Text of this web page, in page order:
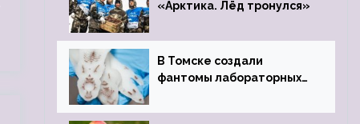
«Арктика. Лёд тронулся»
В Томске создали
фантомы лабораторных